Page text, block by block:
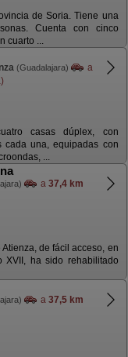
de Soria. Tiene una
Cuenta con cinco
cuarto ...
(Guadalajara)
a
casas dúplex, con
una, equipadas con
...
a 37,4 km
de fácil acceso, en
XVII, ha sido rehabilitado
a 37,5 km